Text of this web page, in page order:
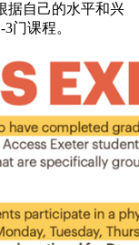
据自己的水平和兴
门课程。